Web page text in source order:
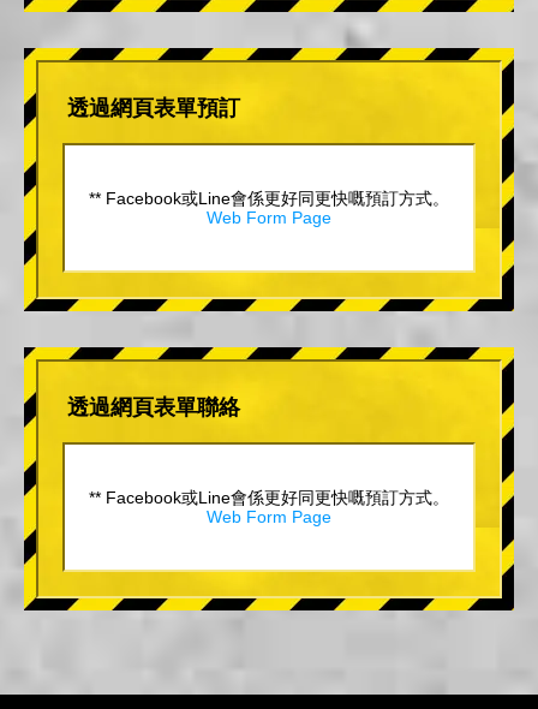
透過網頁表單預訂
** Facebook或Line會係更好同更快嘅預訂方式。
Web Form Page
透過網頁表單聯絡
** Facebook或Line會係更好同更快嘅預訂方式。
Web Form Page